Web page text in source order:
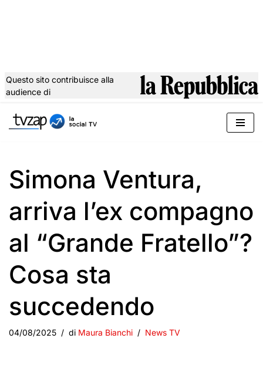
al
Questo sito contribuisce alla
audience di
Simona Ventura,
arriva l’ex compagno
al “Grande Fratello”?
Cosa sta
succedendo
04/08/2025 di Maura Bianchi News TV